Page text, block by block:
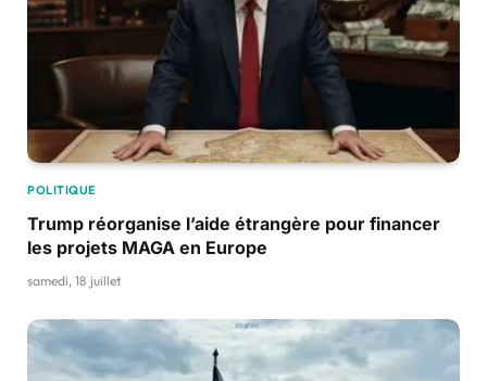
POLITIQUE
Trump réorganise l’aide étrangère pour financer
les projets MAGA en Europe
samedi, 18 juillet